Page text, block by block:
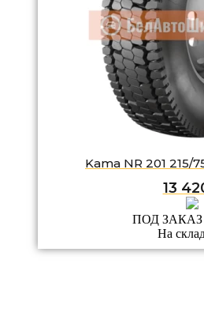
Kama NR 201 215/
13
ПОД ЗАКАЗ
На